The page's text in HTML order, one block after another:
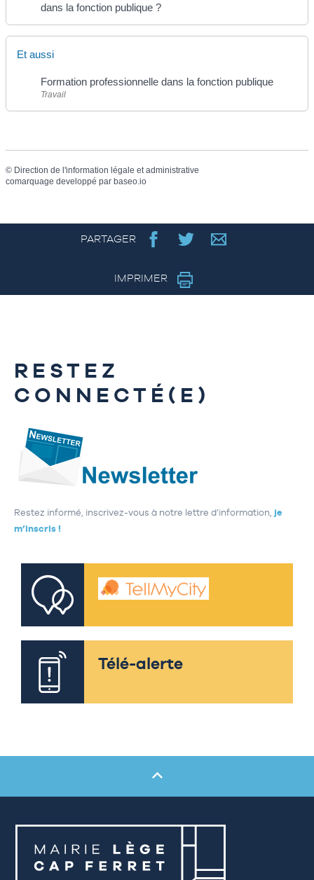
dans la fonction publique ?
Et aussi
Formation professionnelle dans la fonction publique
Travail
© Direction de l'information légale et administrative
comarquage developpé par baseo.io
PARTAGER
IMPRIMER
RESTEZ
CONNECTÉ(E)
Restez informé, inscrivez-vous à notre lettre d’information, je
m’inscris !
Télé-alerte